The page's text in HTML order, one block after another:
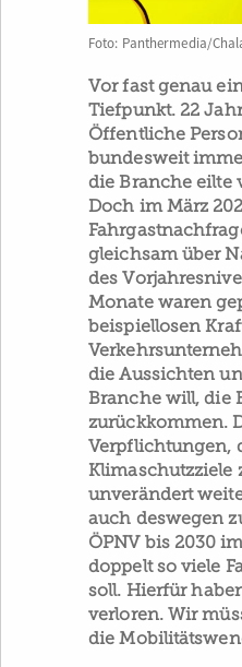
Foto: Panthermedia/
Vor fast genau
Tiefpunkt. 22
Öffentliche
bundesweit
die Branche eilte
Doch im März
gleichsam über
des
Monate waren
beispiellosen
die Aussichten
Branche will, die
zurückkommen.
Verpflichtungen,
Klimaschutzziele
unverändert
auch deswegen
ÖPNV bis 2030
doppelt so viele
soll. Hierfür
verloren. Wir
die